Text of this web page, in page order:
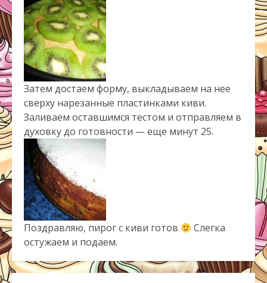
Затем достаем форму, выкладываем на нее
сверху нарезанные пластинками киви.
Заливаем оставшимся тестом и отправляем в
духовку до готовности — еще минут 25.
Поздравляю, пирог с киви готов
Слегка
остужаем и подаем.